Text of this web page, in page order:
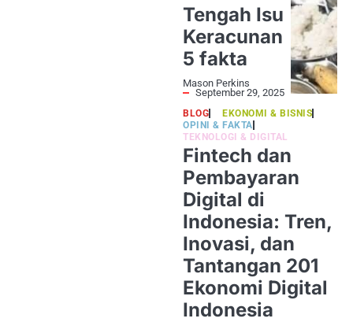
Tengah Isu
Keracunan
5 fakta
Mason Perkins
September 29, 2025
Fintech dan
Pembayaran
Digital di
Indonesia: Tren,
Inovasi, dan
Tantangan 201
Ekonomi Digital
Indonesia
BLOG
EKONOMI & BISNIS
OPINI & FAKTA
TEKNOLOGI & DIGITAL